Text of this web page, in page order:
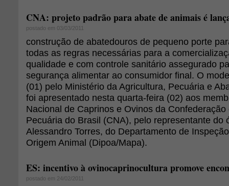
CNA: projeto padrão para abate de animais é
postado em 03/03/2011
construção de abatedouros de pequeno porte
todas as regras necessárias para a
qualidade e com controle sanitário assegurado
segurança alimentar ao consumidor final. O
(01) pelo Ministério da Agricultura, Pecuária e
foi apresentado nesta quarta-feira (02) aos
Nacional de Caprinos e Ovinos da Confederação
Pecuária do Brasil (CNA), pelo representante do
Alessandro Torres, do Departamento de
Origem Animal (Dipoa/Mapa).
ES: incentivo à ovinocaprinocultura promove
postado em 24/02/2011